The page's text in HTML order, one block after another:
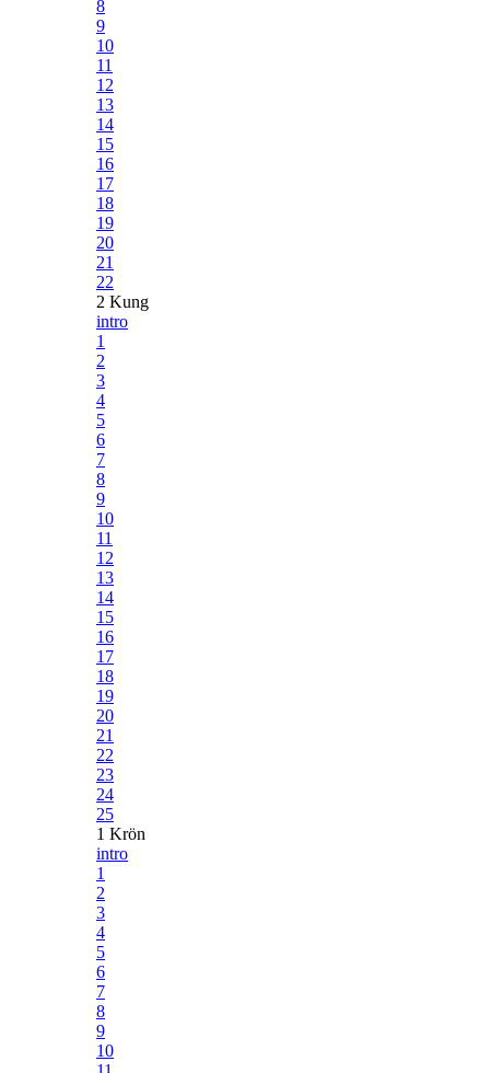
8
9
10
11
12
13
14
15
16
17
18
19
20
21
22
2 Kung
intro
1
2
3
4
5
6
7
8
9
10
11
12
13
14
15
16
17
18
19
20
21
22
23
24
25
1 Krön
intro
1
2
3
4
5
6
7
8
9
10